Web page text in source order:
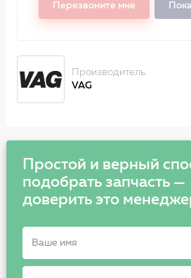
Перезвоните мне
Производитель
VAG
Простой и верный
подобрать запчасть —
доверить это